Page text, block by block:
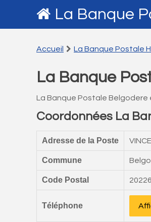
La Banque
Accueil La Banque Postale
La Banque
La Banque Postale
Coordonnées La
Adresse de la Poste
Commune
Code Postal 20226
Téléphone